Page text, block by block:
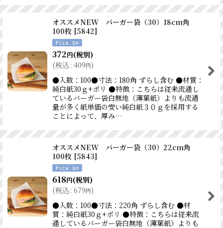
オススメNEW バーガー袋（30）18cm角
100枚 [5842]
372円(税別)
(税込: 409円)
●入数：100●寸法：180角 ずらし含む ●材質：
純白紙30ｇ+ポリ ●特徴：こちらは従来流通し
ているバーガー袋白無地（薄葉紙）よりも流通
量が多く紙単価の安い純白紙３０ｇを採用する
ことによって、厚み…
オススメNEW バーガー袋（30）22cm角
100枚 [5843]
618円(税別)
(税込: 679円)
●入数：100●寸法：220角 ずらし含む ●材
質：純白紙30ｇ+ポリ ●特徴：こちらは従来流
通しているバーガー袋白無地（薄葉紙）よりも